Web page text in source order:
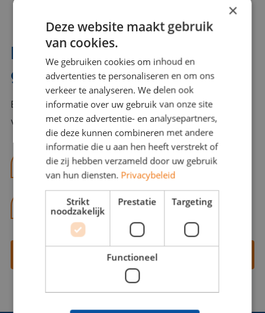
Interesse? Benno helpt je
graag verder!
Bel of mail Benno met al jouw vragen. Benno staat
voor je klaar en helpt je graag!
benno@viajou.nl
06 13 28 62 71
Contact opnemen
×
Deze website maakt gebruik
van cookies.
We gebruiken cookies om inhoud en
advertenties te personaliseren en om ons
verkeer te analyseren. We delen ook
informatie over uw gebruik van onze site
met onze advertentie- en analysepartners,
die deze kunnen combineren met andere
informatie die u aan hen heeft verstrekt of
die zij hebben verzameld door uw gebruik
van hun diensten. Privacybeleid
Strikt
noodzakelijk
Prestatie Targeting
Functioneel